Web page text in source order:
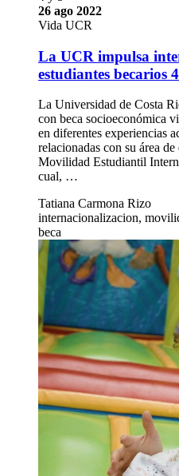
26 ago 2022
Vida UCR
La UCR impulsa
estudiantes becarios
La Universidad de Costa
con beca socioeconómica
en diferentes experiencias
relacionadas con su área
Movilidad Estudiantil
cual, …
Tatiana Carmona Rizo
internacionalizacion,
beca